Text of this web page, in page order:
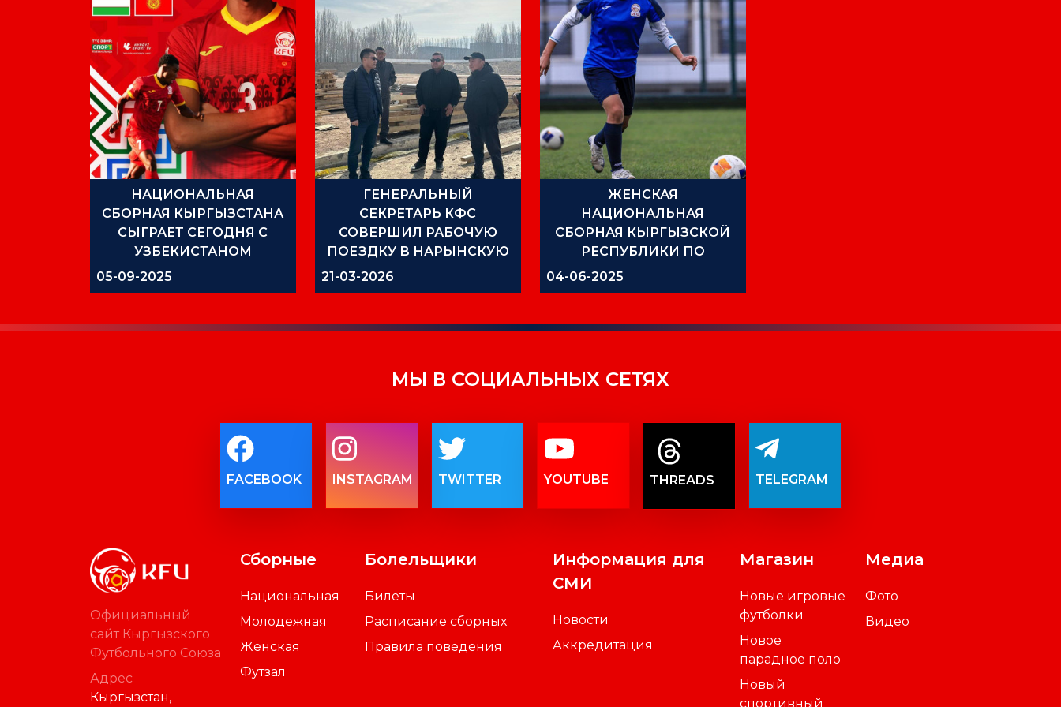
НАЦИОНАЛЬНАЯ
СБОРНАЯ КЫРГЫЗСТАНА
СЫГРАЕТ СЕГОДНЯ С
УЗБЕКИСТАНОМ
05-09-2025
ГЕНЕРАЛЬНЫЙ
СЕКРЕТАРЬ КФС
СОВЕРШИЛ РАБОЧУЮ
ПОЕЗДКУ В НАРЫНСКУЮ
ОБЛАСТЬ
21-03-2026
ЖЕНСКАЯ
НАЦИОНАЛЬНАЯ
СБОРНАЯ КЫРГЫЗСКОЙ
РЕСПУБЛИКИ ПО
ФУТБОЛУ ЗАВЕРШИЛА
04-06-2025
МЫ В СОЦИАЛЬНЫХ СЕТЯХ
FACEBOOK INSTAGRAM TWITTER YOUTUBE THREADS TELEGRAM
Официальный
сайт Кыргызского
Футбольного Союза
Адрес
Кыргызстан,
Сборные
Национальная
Молодежная
Женская
Футзал
Болельщики
Билеты
Расписание сборных
Правила поведения
Информация для
СМИ
Новости
Аккредитация
Магазин
Новые игровые
футболки
Новое
парадное поло
Новый
спортивный
Медиа
Фото
Видео